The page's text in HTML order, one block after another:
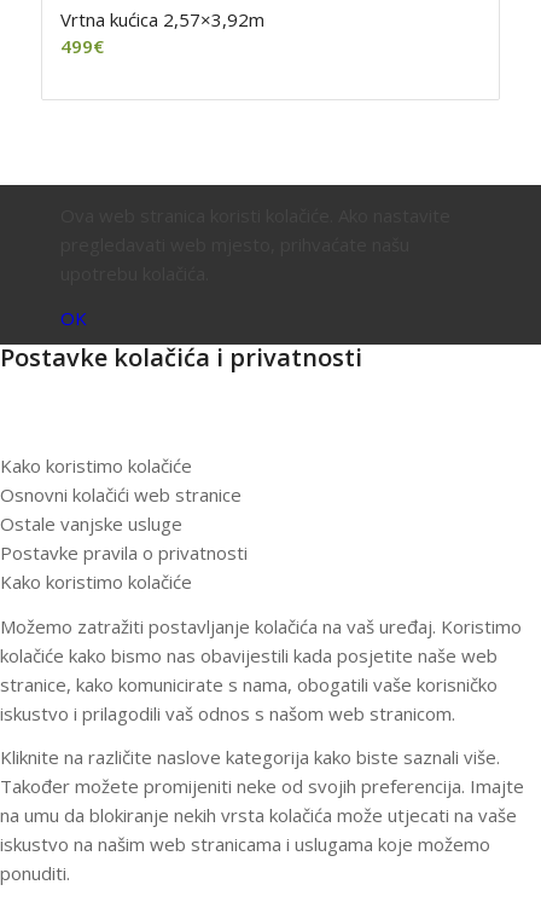
Vrtna kućica 2,57×3,92m
499€
OK
Postavke kolačića i privatnosti
Kako koristimo kolačiće
Osnovni kolačići web stranice
Ostale vanjske usluge
Postavke pravila o privatnosti
Kako koristimo kolačiće
Možemo zatražiti postavljanje kolačića na vaš uređaj. Koristimo
kolačiće kako bismo nas obavijestili kada posjetite naše web
stranice, kako komunicirate s nama, obogatili vaše korisničko
iskustvo i prilagodili vaš odnos s našom web stranicom.
Kliknite na različite naslove kategorija kako biste saznali više.
Također možete promijeniti neke od svojih preferencija. Imajte
na umu da blokiranje nekih vrsta kolačića može utjecati na vaše
iskustvo na našim web stranicama i uslugama koje možemo
ponuditi.